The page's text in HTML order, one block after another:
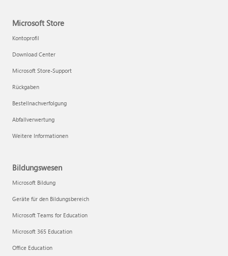
Microsoft Store
Kontoprofil
Download Center
Microsoft Store-Support
Rückgaben
Bestellnachverfolgung
Abfallverwertung
Weitere Informationen
Bildungswesen
Microsoft Bildung
Geräte für den Bildungsbereich
Microsoft Teams for Education
Microsoft 365 Education
Office Education